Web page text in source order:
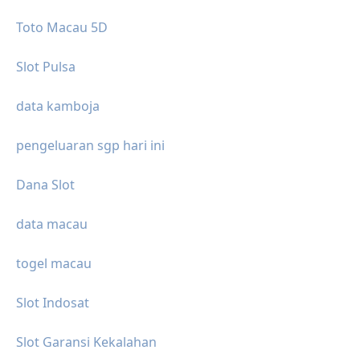
Toto Macau 5D
Slot Pulsa
data kamboja
pengeluaran sgp hari ini
Dana Slot
data macau
togel macau
Slot Indosat
Slot Garansi Kekalahan